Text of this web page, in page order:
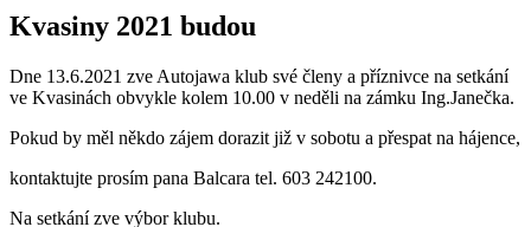
Kvasiny 2021 budou
Dne 13.6.2021 zve Autojawa klub své členy a příznivce na setkání
ve Kvasinách obvykle kolem 10.00 v neděli na zámku Ing.Janečka.
Pokud by měl někdo zájem dorazit již v sobotu a přespat na hájence,
kontaktujte prosím pana Balcara tel. 603 242100.
Na setkání zve výbor klubu.